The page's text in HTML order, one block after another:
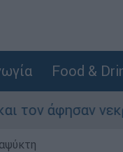
Food &
στο σημείο